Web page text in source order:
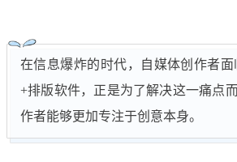
在信息爆炸的时代，自媒体创作者
+排版软件，正是为了解决这一痛点
作者能够更加专注于创意本身。